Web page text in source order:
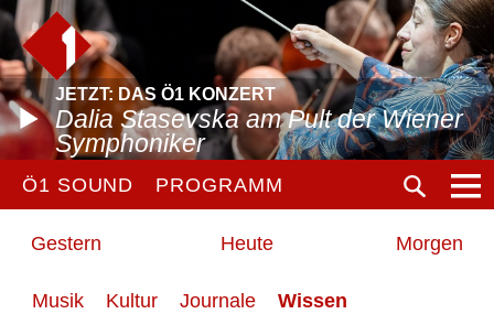
JETZT: DAS Ö1 KONZERT
Dalia Stasevska am Pult der Wiener
Symphoniker
Ö1 SOUND PROGRAMM
Gestern Heute Morgen
Musik Kultur Journale
Wissen